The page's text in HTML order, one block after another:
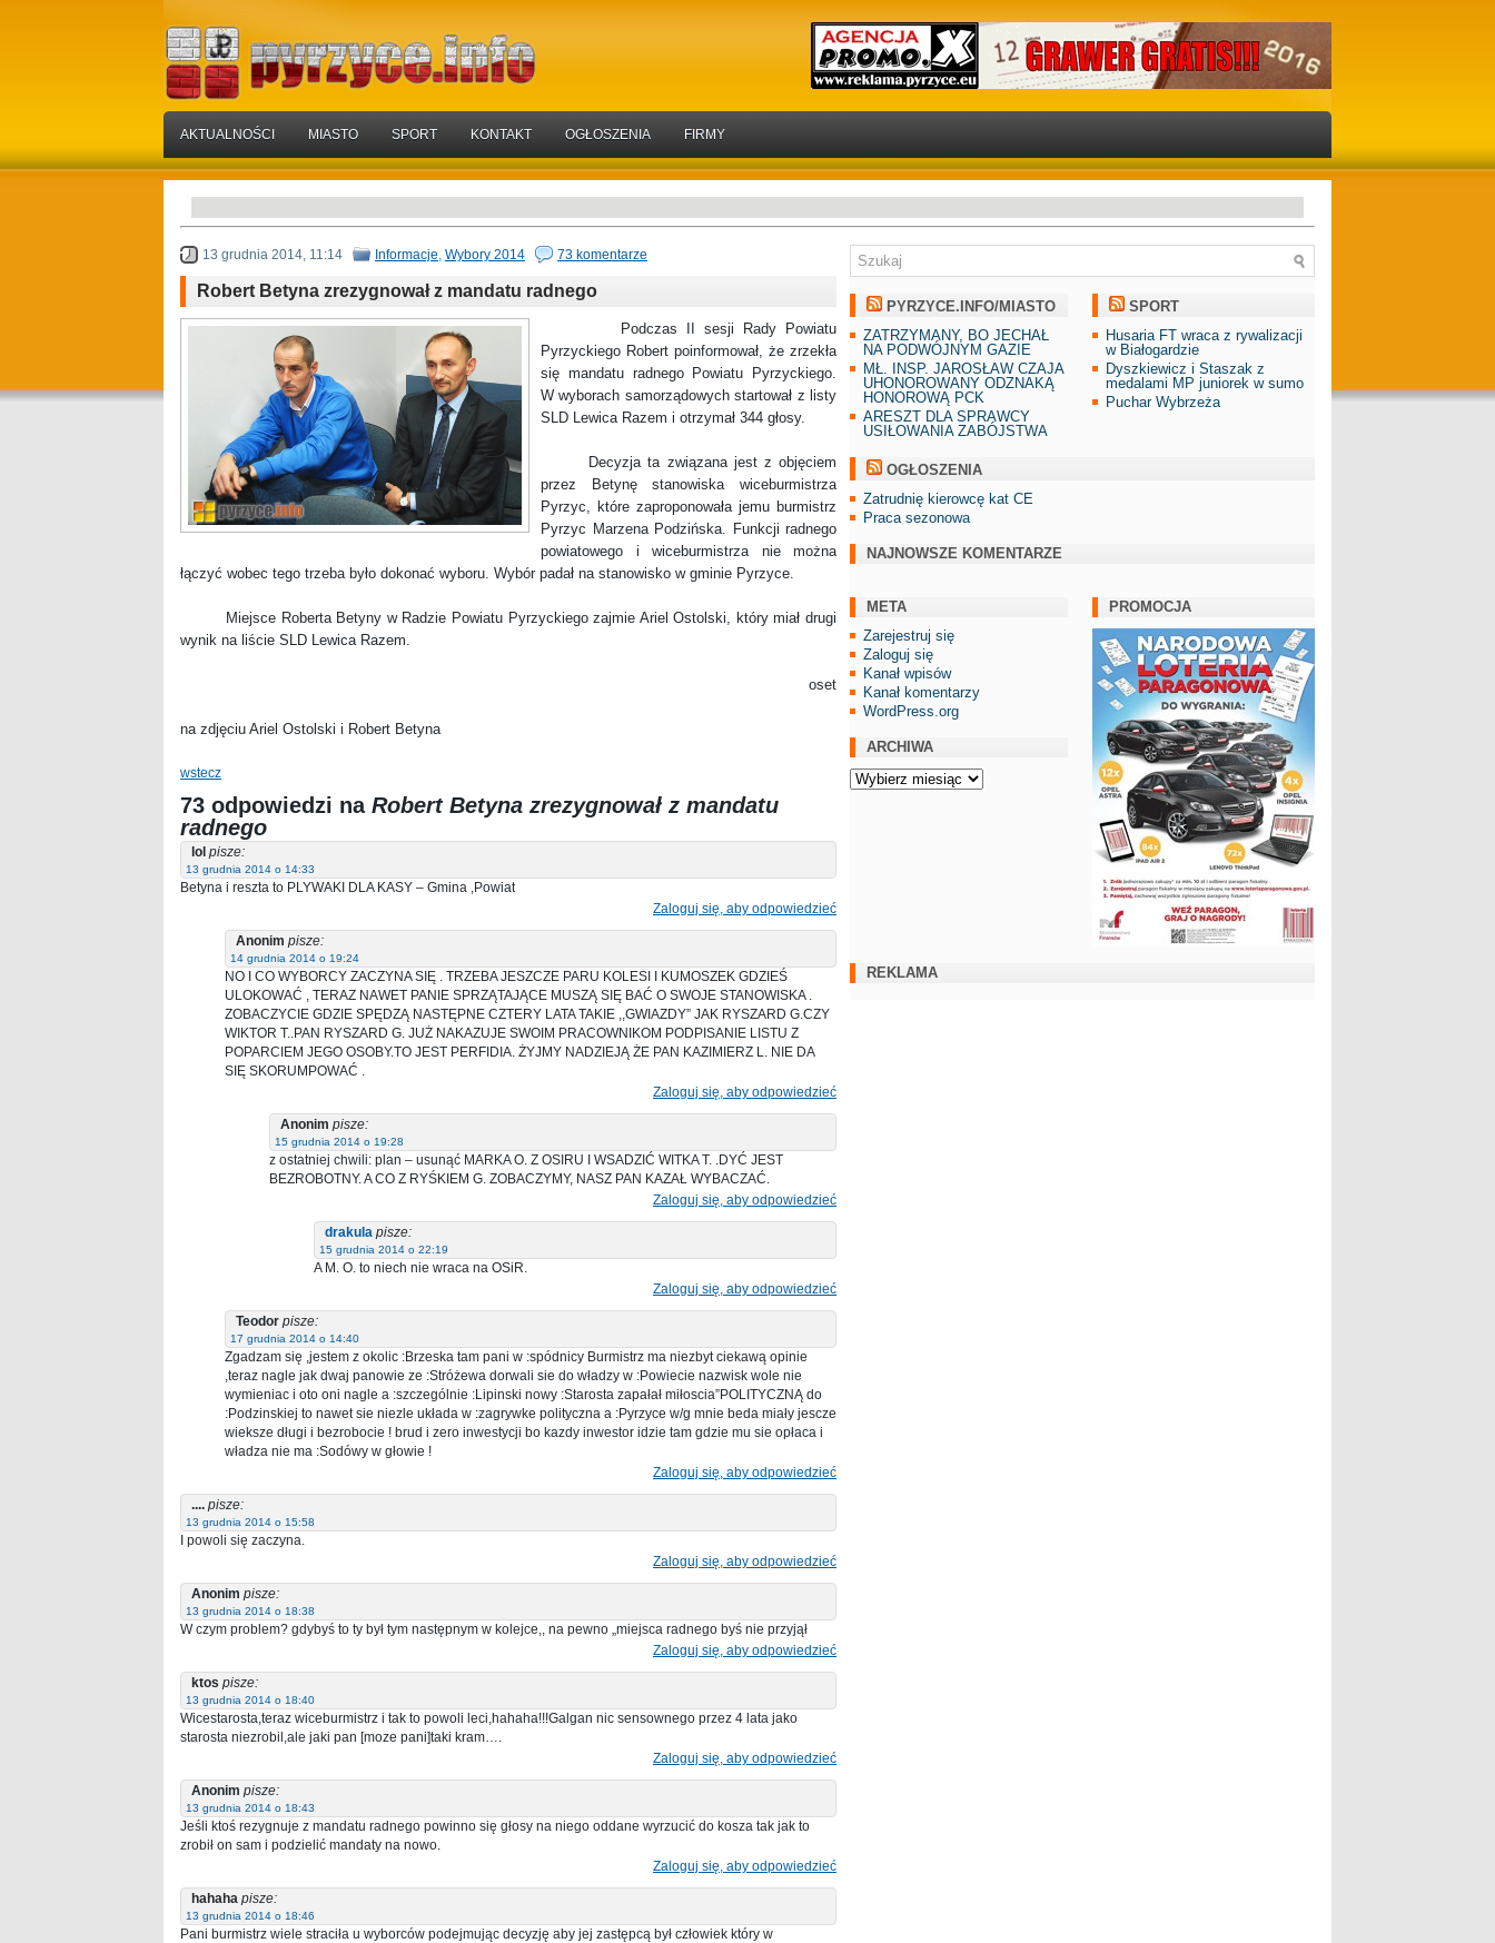
AKTUALNOŚCI MIASTO SPORT KONTAKT OGŁOSZENIA FIRMY
13 grudnia 2014, 11:14 Informacje Wybory 2014 73 komentarze
Robert Betyna zrezygnował z mandatu radnego
Podczas II sesji Rady Powiatu
Pyrzyckiego Robert poinformował, że zrzekła
się mandatu radnego Powiatu Pyrzyckiego.
W wyborach samorządowych startował z listy
SLD Lewica Razem i otrzymał 344 głosy.
Decyzja ta związana jest z objęciem
przez Betynę stanowiska wiceburmistrza
Pyrzyc, które zaproponowała jemu burmistrz
Pyrzyc Marzena Podzińska. Funkcji radnego
powiatowego i wiceburmistrza nie można
łączyć wobec tego trzeba było dokonać wyboru. Wybór padał na stanowisko w gminie Pyrzyce.
Miejsce Roberta Betyny w Radzie Powiatu Pyrzyckiego zajmie Ariel Ostolski, który miał drugi
wynik na liście SLD Lewica Razem.
oset
na zdjęciu Ariel Ostolski i Robert Betyna
wstecz
73 odpowiedzi na Robert Betyna zrezygnował z mandatu
radnego
lol pisze:
13 grudnia 2014 o 14:33
Betyna i reszta to PLYWAKI DLA KASY – Gmina ,Powiat
Zaloguj się, aby odpowiedzieć
Anonim pisze:
14 grudnia 2014 o 19:24
NO I CO WYBORCY ZACZYNA SIĘ . TRZEBA JESZCZE PARU KOLESI I KUMOSZEK GDZIEŚ
ULOKOWAĆ , TERAZ NAWET PANIE SPRZĄTAJĄCE MUSZĄ SIĘ BAĆ O SWOJE STANOWISKA .
ZOBACZYCIE GDZIE SPĘDZĄ NASTĘPNE CZTERY LATA TAKIE ,,GWIAZDY” JAK RYSZARD G.CZY
WIKTOR T..PAN RYSZARD G. JUŻ NAKAZUJE SWOIM PRACOWNIKOM PODPISANIE LISTU Z
POPARCIEM JEGO OSOBY.TO JEST PERFIDIA. ŻYJMY NADZIEJĄ ŻE PAN KAZIMIERZ L. NIE DA
SIĘ SKORUMPOWAĆ .
Zaloguj się, aby odpowiedzieć
Anonim pisze:
15 grudnia 2014 o 19:28
z ostatniej chwili: plan – usunąć MARKA O. Z OSIRU I WSADZIĆ WITKA T. .DYĆ JEST
BEZROBOTNY. A CO Z RYŚKIEM G. ZOBACZYMY, NASZ PAN KAZAŁ WYBACZAĆ.
Zaloguj się, aby odpowiedzieć
drakula pisze:
15 grudnia 2014 o 22:19
A M. O. to niech nie wraca na OSiR.
Zaloguj się, aby odpowiedzieć
Teodor pisze:
17 grudnia 2014 o 14:40
Zgadzam się ,jestem z okolic :Brzeska tam pani w :spódnicy Burmistrz ma niezbyt ciekawą opinie
,teraz nagle jak dwaj panowie ze :Stróżewa dorwali sie do władzy w :Powiecie nazwisk wole nie
wymieniac i oto oni nagle a :szczególnie :Lipinski nowy :Starosta zapałał miłoscia”POLITYCZNĄ do
:Podzinskiej to nawet sie niezle układa w :zagrywke polityczna a :Pyrzyce w/g mnie beda miały jescze
wieksze długi i bezrobocie ! brud i zero inwestycji bo kazdy inwestor idzie tam gdzie mu sie opłaca i
władza nie ma :Sodówy w głowie !
Zaloguj się, aby odpowiedzieć
.... pisze:
13 grudnia 2014 o 15:58
I powoli się zaczyna.
Zaloguj się, aby odpowiedzieć
Anonim pisze:
13 grudnia 2014 o 18:38
W czym problem? gdybyś to ty był tym następnym w kolejce,, na pewno „miejsca radnego byś nie przyjął
Zaloguj się, aby odpowiedzieć
ktos pisze:
13 grudnia 2014 o 18:40
Wicestarosta,teraz wiceburmistrz i tak to powoli leci,hahaha!!!Galgan nic sensownego przez 4 lata jako
starosta niezrobil,ale jaki pan [moze pani]taki kram….
Zaloguj się, aby odpowiedzieć
Anonim pisze:
13 grudnia 2014 o 18:43
Jeśli ktoś rezygnuje z mandatu radnego powinno się głosy na niego oddane wyrzucić do kosza tak jak to
zrobił on sam i podzielić mandaty na nowo.
Zaloguj się, aby odpowiedzieć
hahaha pisze:
13 grudnia 2014 o 18:46
Pani burmistrz wiele straciła u wyborców podejmując decyzję aby jej zastępcą był człowiek który w
PYRZYCE.INFO/MIASTO
ZATRZYMANY, BO JECHAŁ
NA PODWÓJNYM GAZIE
MŁ. INSP. JAROSŁAW CZAJA
UHONOROWANY ODZNAKĄ
HONOROWĄ PCK
ARESZT DLA SPRAWCY
USIŁOWANIA ZABÓJSTWA
SPORT
Husaria FT wraca z rywalizacji
w Białogardzie
Dyszkiewicz i Staszak z
medalami MP juniorek w sumo
Puchar Wybrzeża
OGŁOSZENIA
Zatrudnię kierowcę kat CE
Praca sezonowa
NAJNOWSZE KOMENTARZE
META
Zarejestruj się
Zaloguj się
Kanał wpisów
Kanał komentarzy
WordPress.org
ARCHIWA
Archiwa
PROMOCJA
REKLAMA